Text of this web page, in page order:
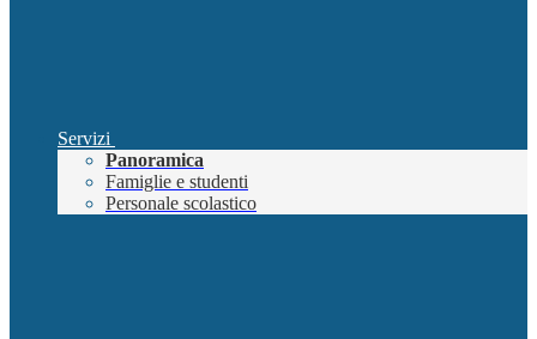
Servizi
Panoramica
Famiglie e studenti
Personale scolastico